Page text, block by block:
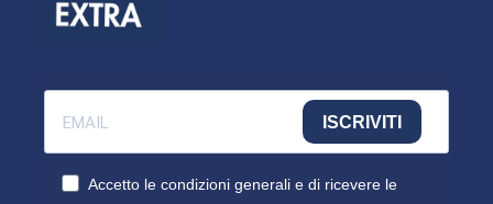
ISCRIVITI
Accetto le condizioni generali e di ricevere le